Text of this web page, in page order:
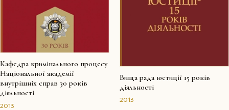
Кафедра кримінального процесу
Національної академії
внутрішніх справ 30 років
діяльності
2013
Вища рада юстиції 15 років
діяльності
2013